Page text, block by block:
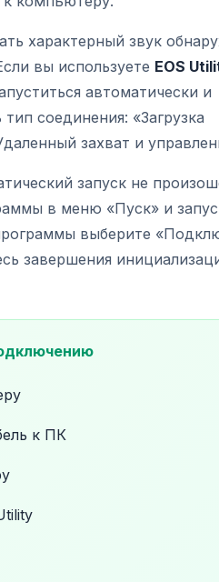
характерный звук
вы используете EOS
автоматически и
соединения: «Загрузка
захват и
запуск не
в меню «Пуск» и
выберите
завершения
к ПК